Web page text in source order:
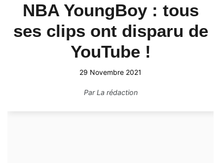
NBA YoungBoy : tous
ses clips ont disparu de
YouTube !
29 Novembre 2021
ParLa rédaction